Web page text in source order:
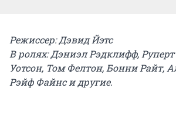
Режиссер: Дэвид Йэтс
В ролях: Дэниэл Рэдклифф,
Уотсон, Том Фелтон, Бонни Райт,
Рэйф Файнс и другие.